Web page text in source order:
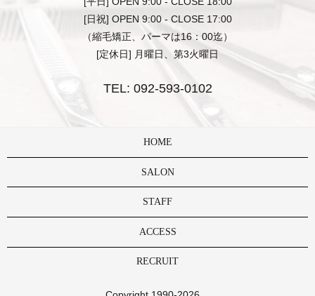
[日祝] OPEN 9:00 - CLOSE 17:00
（縮毛矯正、パーマは16：00迄）
[定休日] 月曜日、第3火曜日
TEL: 092-593-0102
HOME
SALON
STAFF
ACCESS
RECRUIT